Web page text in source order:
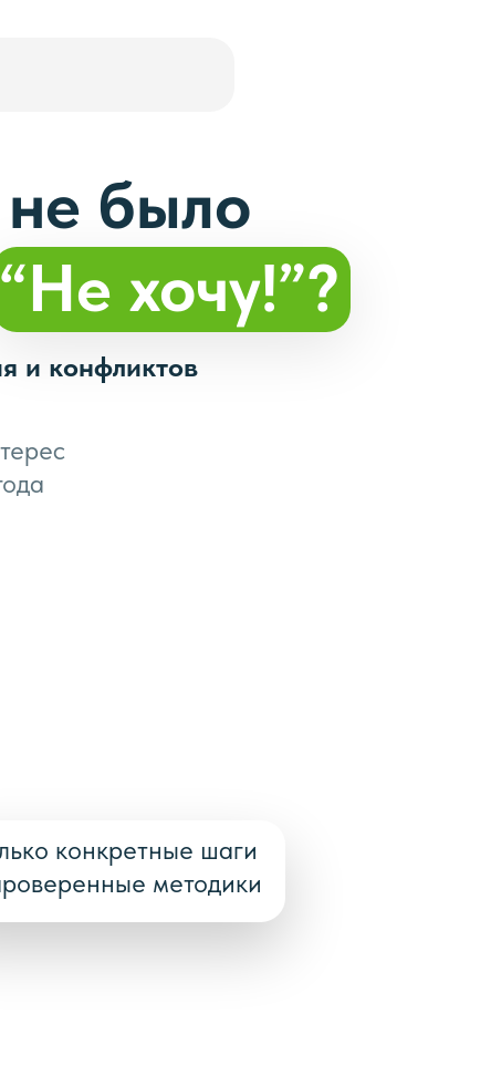
и конфликтов
было
“Не хочу!”?
конкретные шаги
методики